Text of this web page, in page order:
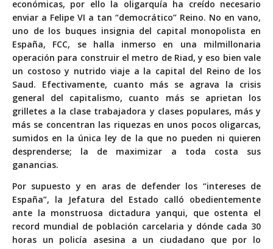
económicas, por ello la oligarquía ha creído necesario
enviar a Felipe VI a tan “democrático” Reino. No en vano,
uno de los buques insignia del capital monopolista en
España, FCC, se halla inmerso en una milmillonaria
operación para construir el metro de Riad, y eso bien vale
un costoso y nutrido viaje a la capital del Reino de los
Saud. Efectivamente, cuanto más se agrava la crisis
general del capitalismo, cuanto más se aprietan los
grilletes a la clase trabajadora y clases populares, más y
más se concentran las riquezas en unos pocos oligarcas,
sumidos en la única ley de la que no pueden ni quieren
desprenderse; la de maximizar a toda costa sus
ganancias.
Por supuesto y en aras de defender los “intereses de
España”, la Jefatura del Estado calló obedientemente
ante la monstruosa dictadura yanqui, que ostenta el
record mundial de población carcelaria y dónde cada 30
horas un policía asesina a un ciudadano que por lo